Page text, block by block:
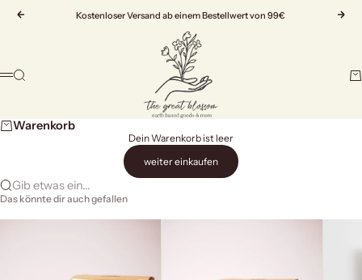
Zurück
Kostenloser Versand ab einem Bestellwert von 99€
Vor
The Great Blossom
Menü
Suche
Warenkorb
Dein Warenkorb ist leer
weiter einkaufen
Gib etwas ein...
Das könnte dir auch gefallen